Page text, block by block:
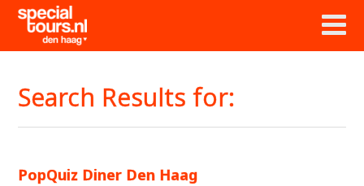
Search Results for:
PopQuiz Diner Den Haag